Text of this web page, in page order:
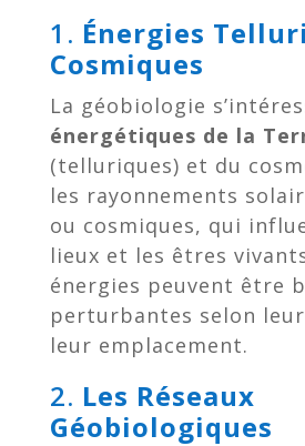
1. Énergies
Cosmiques
La géobiologie
énergétiques de la
(telluriques) et du
les rayonnements
ou cosmiques, qui
lieux et les êtres
énergies peuvent être
perturbantes selon
leur emplacement.
2. Les Réseaux
Géobiologiques